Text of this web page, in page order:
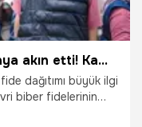
Bedava dağıtıldığını duyan oraya akın etti! Kamyonlarla getirildi, dakikalar içinde tükendi
dağıtımı büyük ilgi
biber fidelerinin